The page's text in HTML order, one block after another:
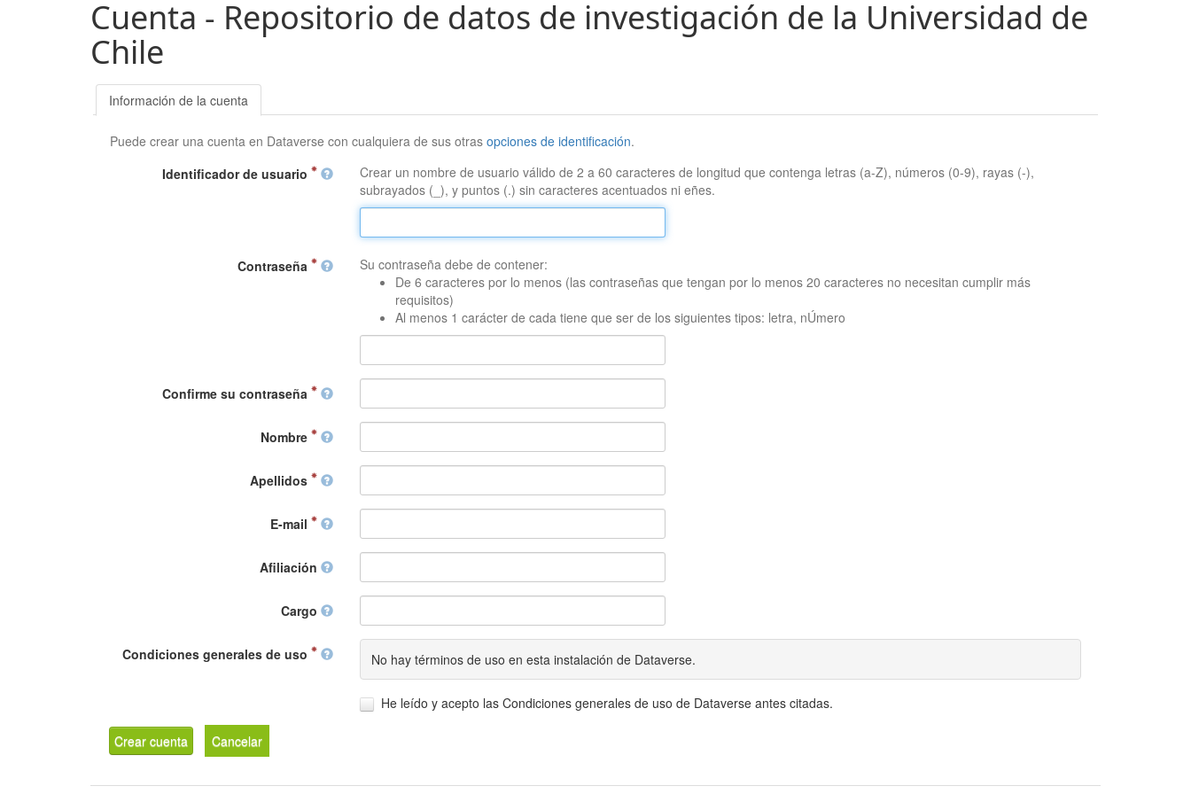
Cuenta - Repositorio de datos de investigación de la Universidad de
Chile
Información de la cuenta
Puede crear una cuenta en Dataverse con cualquiera de sus otrasopciones de identificación.
Identificador de usuario
Crear un nombre de usuario válido de 2 a 60 caracteres de longitud que contenga letras (a-Z), números (0-9), rayas (-),
subrayados (_), y puntos (.) sin caracteres acentuados ni eñes.
Contraseña
Su contraseña debe de contener:
De 6 caracteres por lo menos (las contraseñas que tengan por lo menos 20 caracteres no necesitan cumplir más
requisitos)
Al menos 1 carácter de cada tiene que ser de los siguientes tipos: letra, nÚmero
Confirme su contraseña
Nombre
Apellidos
E-mail
Afiliación
Cargo
Condiciones generales de uso No hay términos de uso en esta instalación de Dataverse.
He leído y acepto las Condiciones generales de uso de Dataverse antes citadas.
Crear cuenta Cancelar